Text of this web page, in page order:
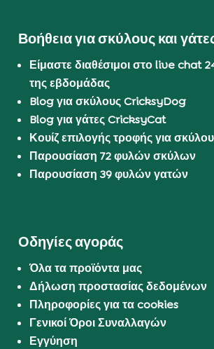
Βοήθεια για σκύλους και
Είμαστε διαθέσιμοι στο live chat
της εβδομάδας
Blog για σκύλους CricksyDog
Blog για γάτες CricksyCat
Κουίζ επιλογής τροφής για
Παρουσίαση 72 φυλών σκύλων
Παρουσίαση 39 φυλών γατών
Οδηγίες αγοράς
Όλα τα προϊόντα μας
Δήλωση προστασίας δεδομένων
Πληροφορίες για τα cookies
Γενικοί Όροι Συναλλαγών
Εγγύηση